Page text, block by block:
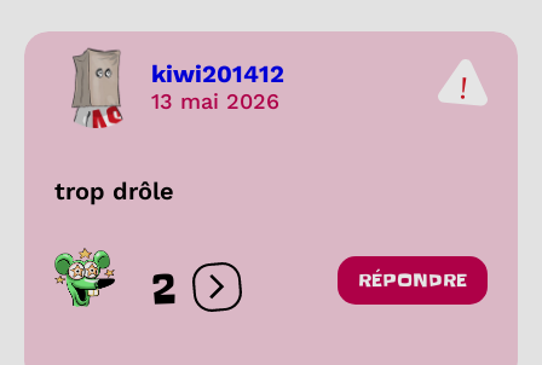
kiwi201412
13 mai 2026
trop drôle
2 Ouvrir les réactions
RÉPONDRE